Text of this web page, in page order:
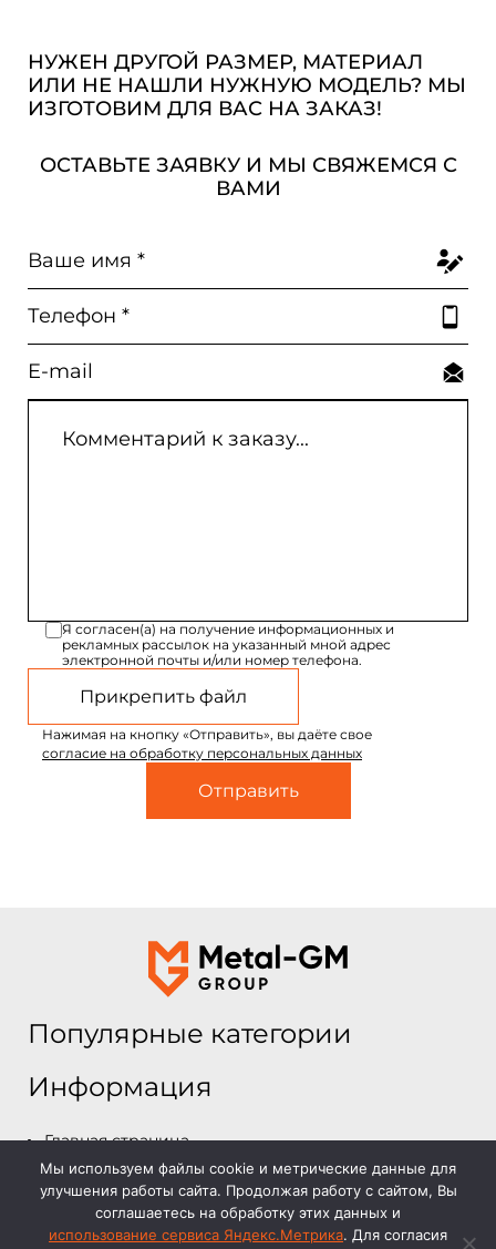
НУЖЕН ДРУГОЙ РАЗМЕР, МАТЕРИАЛ
ИЛИ НЕ НАШЛИ НУЖНУЮ МОДЕЛЬ? МЫ
ИЗГОТОВИМ ДЛЯ ВАС НА ЗАКАЗ!
ОСТАВЬТЕ ЗАЯВКУ И МЫ СВЯЖЕМСЯ С
ВАМИ
Я согласен(а) на получение информационных и
рекламных рассылок на указанный мной адрес
электронной почты и/или номер телефона.
Прикрепить файл
Нажимая на кнопку «Отправить», вы даёте свое
согласие на обработку персональных данных
Популярные категории
Информация
Главная страница
Каталог
О компании
Отзывы и работы
Мы используем файлы cookie и метрические данные для
улучшения работы сайта. Продолжая работу с сайтом, Вы
соглашаетесь на обработку этих данных и
использование сервиса Яндекс.Метрика. Для согласия